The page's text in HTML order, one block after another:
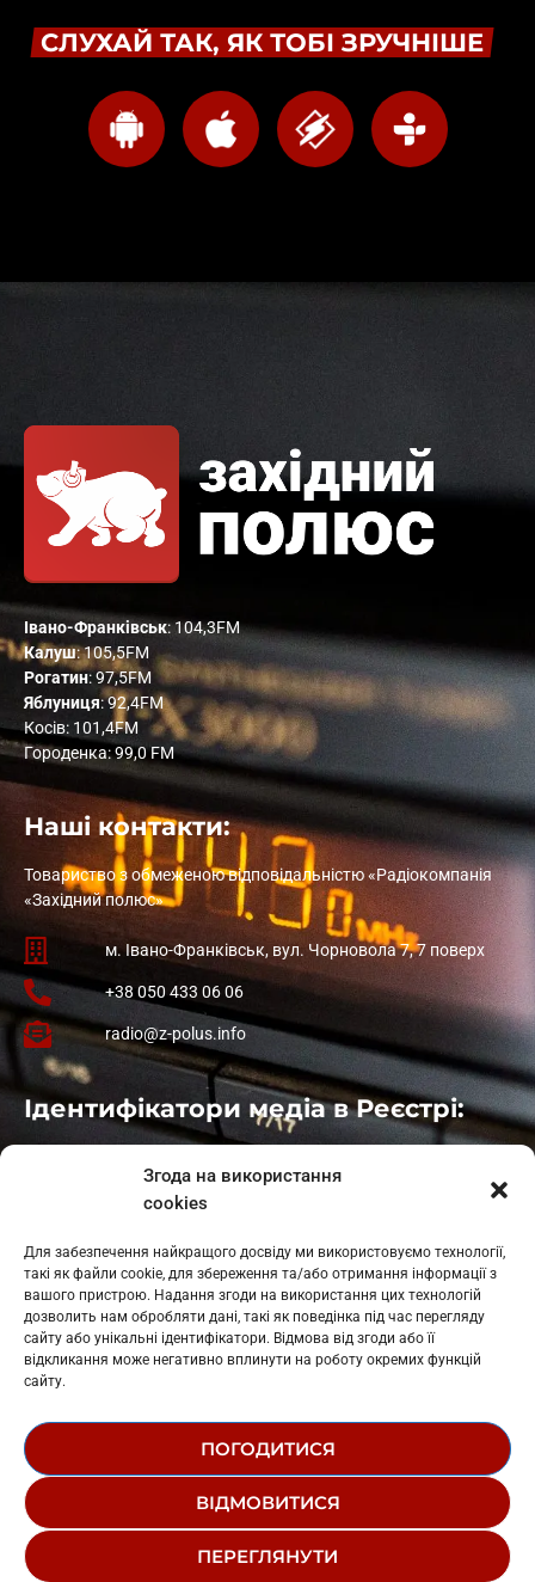
Згода на використання
cookies
Для забезпечення найкращого досвіду ми використовуємо технології,
такі як файли cookie, для збереження та/або отримання інформації з
вашого пристрою. Надання згоди на використання цих технологій
дозволить нам обробляти дані, такі як поведінка під час перегляду
сайту або унікальні ідентифікатори. Відмова від згоди або її
відкликання може негативно вплинути на роботу окремих функцій
сайту.
ПОГОДИТИСЯ
ВІДМОВИТИСЯ
ПЕРЕГЛЯНУТИ
СЛУХАЙ ТАК, ЯК ТОБІ ЗРУЧНІШЕ
Івано-Франківськ: 104,3FM
Калуш: 105,5FM
Рогатин: 97,5FM
Яблуниця: 92,4FM
Косів: 101,4FM
Городенка: 99,0 FM
Наші контакти:
Товариство з обмеженою відповідальністю «Радіокомпанія
«Західний полюс»
м. Івано-Франківськ, вул. Чорновола 7, 7 поверх
+38 050 433 06 06
radio@z-polus.info
Ідентифікатори медіа в Реєстрі:
: L11-01410
: L11-01801
Косів: L11-01805
Гарасимів: L11-02274
© 1995-2026 РК «ЗАХІДНИЙ ПОЛЮС»
РЕДАКЦІЙНИЙ СТАТУТ
СТРУКТУРА ВЛАСНОСТІ